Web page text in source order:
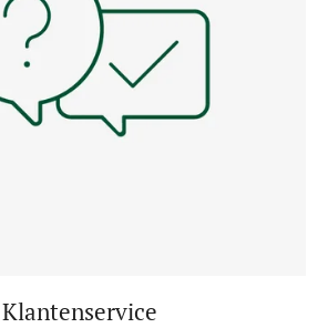
Klantenservice